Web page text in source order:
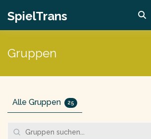
SpielTrans
Gruppen
Alle Gruppen 25
Gruppen